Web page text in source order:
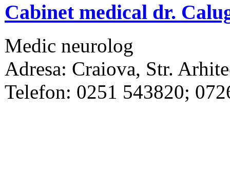
Cabinet medical dr.
Medic neurolog
Adresa: Craiova, Str.
Telefon: 0251 543820;